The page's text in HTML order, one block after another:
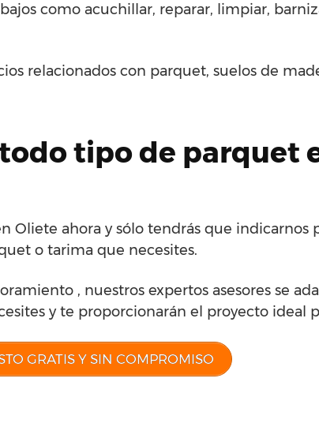
como acuchillar, reparar, limpiar,
relacionados con parquet, suelos de
tipo de parquet
Oliete ahora y sólo tendrás que indicarnos
o tarima que necesites.
, nuestros expertos asesores se
y te proporcionarán el proyecto ideal
GRATIS Y SIN COMPROMISO